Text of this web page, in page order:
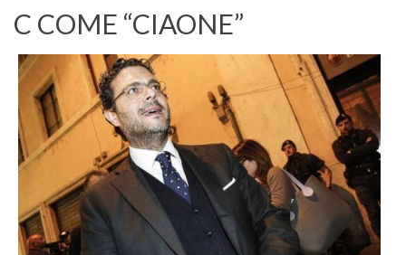
C COME “CIAONE”